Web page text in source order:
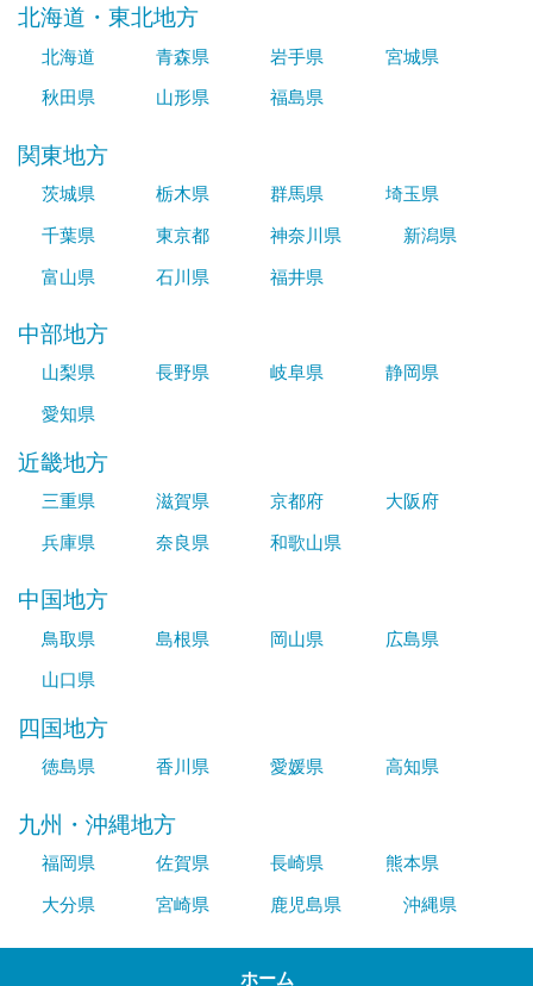
北海道・東北地方
北海道 青森県 岩手県
宮城県
秋田県
山形県 福島県
関東地方
茨城県 栃木県 群馬県
埼玉県
千葉県
東京都 神奈川県
新潟県
富山県
石川県 福井県
中部地方
山梨県 長野県 岐阜県
静岡県
愛知県
近畿地方
三重県 滋賀県 京都府
大阪府
兵庫県
奈良県 和歌山県
中国地方
鳥取県 島根県 岡山県
広島県
山口県
四国地方
徳島県 香川県 愛媛県 高知県
九州・沖縄地方
福岡県 佐賀県 長崎県
熊本県
大分県
宮崎県 鹿児島県 沖縄県
ホーム